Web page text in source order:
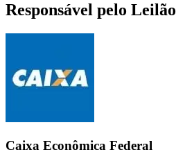
Responsável pelo Leilão
Caixa Econômica Federal